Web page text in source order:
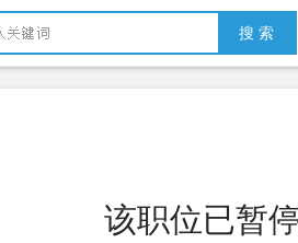
搜 索
该职位已暂